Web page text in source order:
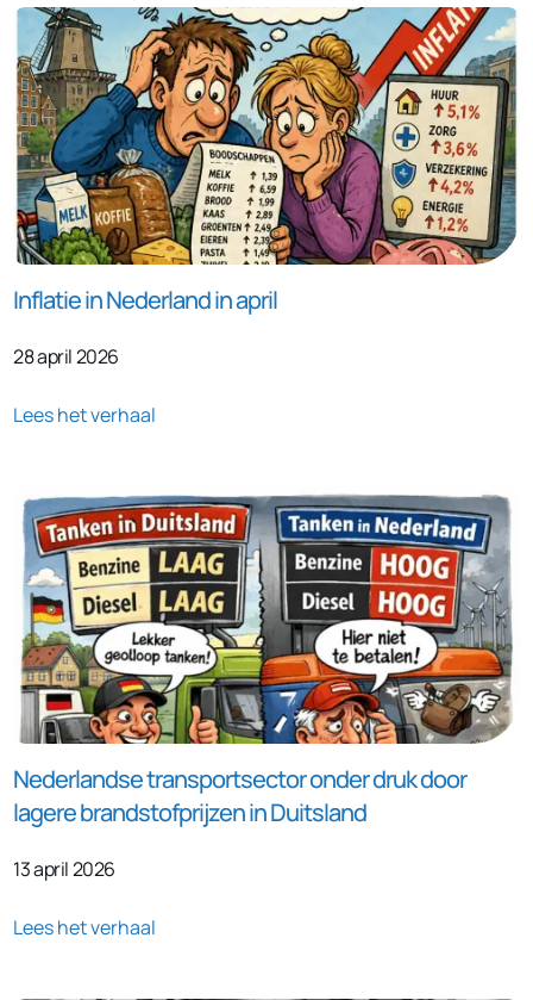
Inflatie in Nederland in april
28 april 2026
Lees het verhaal
Nederlandse transportsector onder druk door
lagere brandstofprijzen in Duitsland
13 april 2026
Lees het verhaal